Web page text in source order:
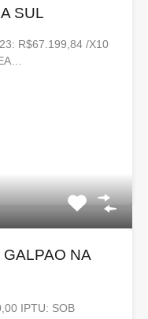
SUL
R$67.199,84 /X10
NA
IPTU: SOB